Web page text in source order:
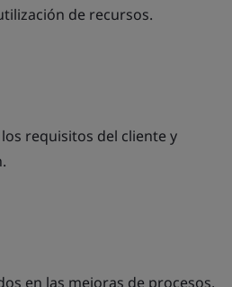
de recursos.
requisitos del cliente y
en las mejoras de procesos,